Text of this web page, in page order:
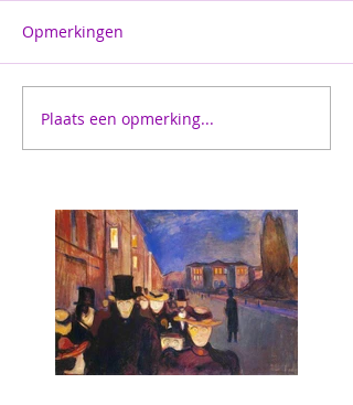
Opmerkingen
Plaats een opmerking...